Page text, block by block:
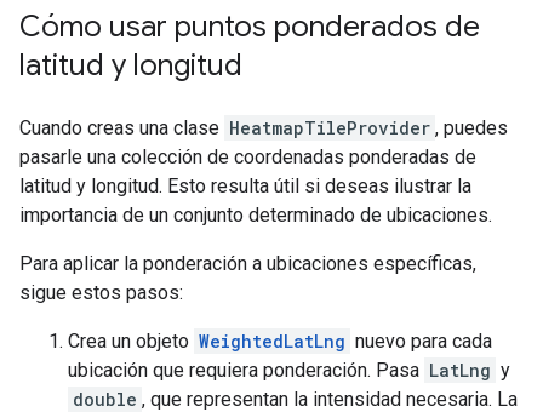
Cómo usar puntos ponderados de
latitud y longitud
Cuando creas una clase HeatmapTileProvider , puedes
pasarle una colección de coordenadas ponderadas de
latitud y longitud. Esto resulta útil si deseas ilustrar la
importancia de un conjunto determinado de ubicaciones.
Para aplicar la ponderación a ubicaciones específicas,
sigue estos pasos:
Crea un objeto WeightedLatLng nuevo para cada
ubicación que requiera ponderación. Pasa LatLng y
double , que representan la intensidad necesaria. La